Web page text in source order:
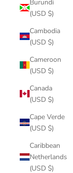
Burundi
(USD $)
Cambodia
(USD $)
Cameroon
(USD $)
Canada
(USD $)
Cape Verde
(USD $)
Caribbean
Netherlands
(USD $)